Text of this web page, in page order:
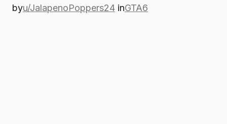
byu/JalapenoPoppers24 inGTA6